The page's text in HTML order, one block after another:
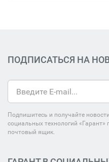
ПОДПИСАТЬСЯ НА
Подпишитесь и получайте
социальных технологий
почтовый ящик.